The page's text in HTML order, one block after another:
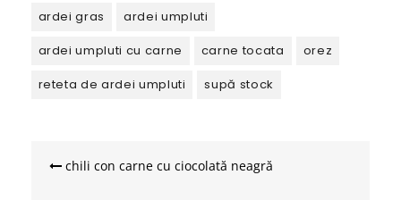
ardei gras
ardei umpluti
ardei umpluti cu carne
carne tocata
orez
reteta de ardei umpluti
supă stock
chili con carne cu ciocolată neagră